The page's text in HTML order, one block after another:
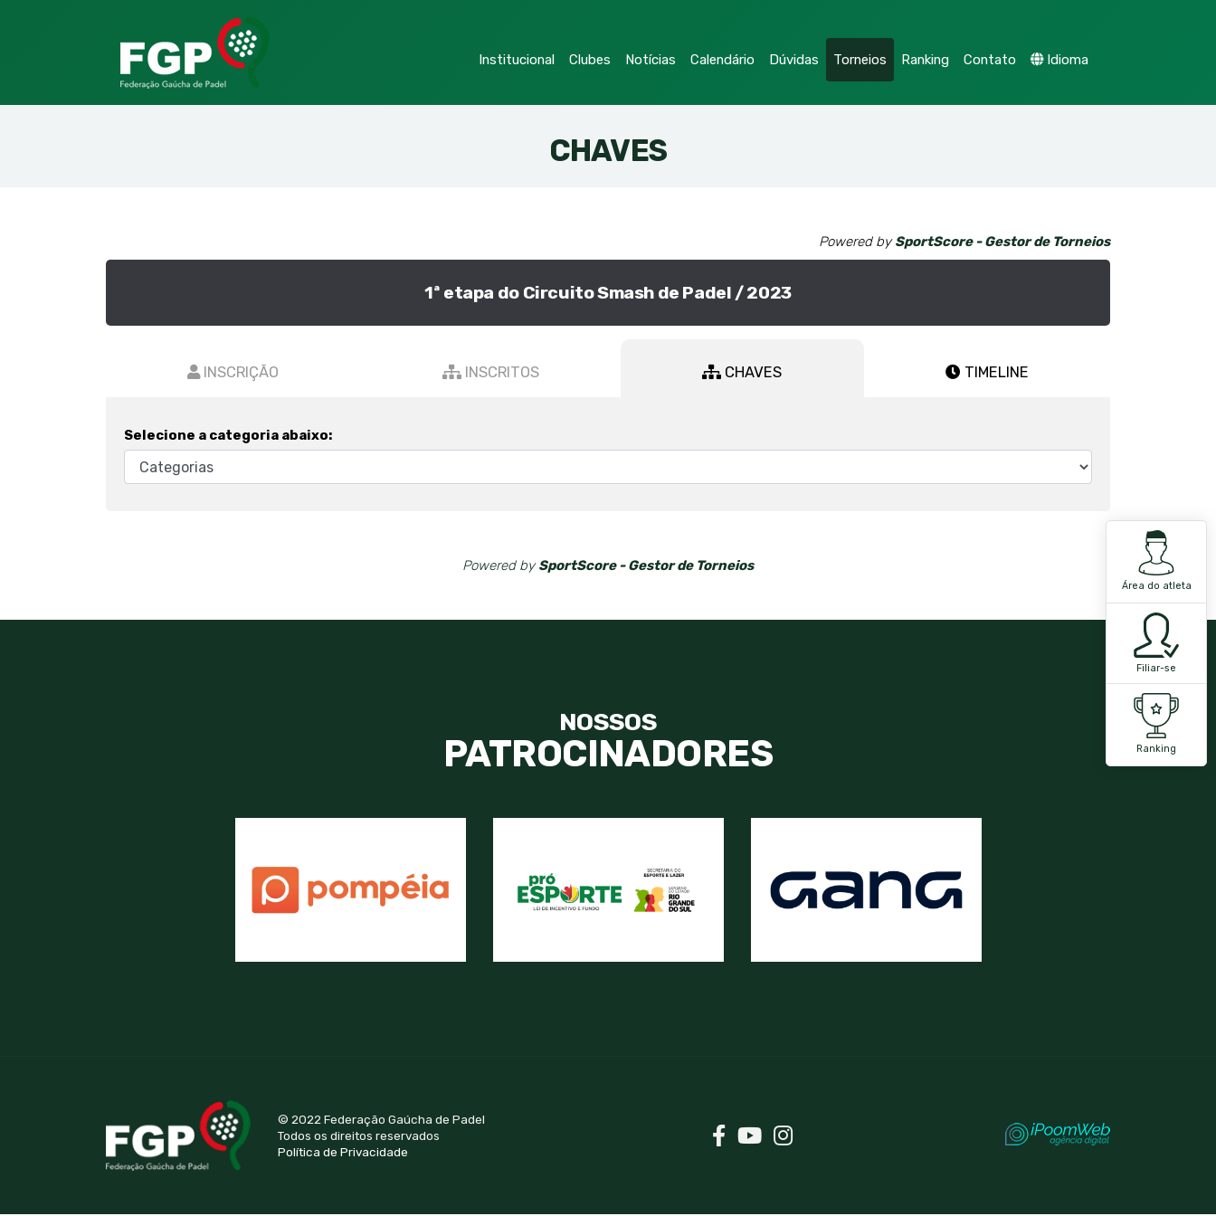
Área do atleta
Filiar-se
Ranking
Institucional Clubes Notícias Calendário Dúvidas Torneios Ranking Contato Idioma
CHAVES
Powered bySportScore - Gestor de Torneios
1ª etapa do Circuito Smash de Padel / 2023
INSCRIÇÃO INSCRITOS CHAVES TIMELINE
Selecione a categoria abaixo:
Powered bySportScore - Gestor de Torneios
NOSSOS
PATROCINADORES
© 2022 Federação Gaúcha de Padel
Todos os direitos reservados
Política de Privacidade